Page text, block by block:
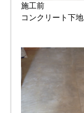
施工前
コンクリート下地